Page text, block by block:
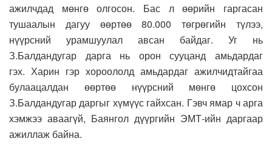
ажилчдад мөнгө олгосон. Бас л өөрийн гаргасан
тушаалын дагуу өөртөө 80.000 төгрөгийн түлээ,
нүүрсний урамшуулал авсан байдаг. Уг нь
З.Балдандугар дарга нь орон сууцанд амьдардаг
гэх. Харин гэр хороололд амьдардаг ажилчидтайгаа
булаацалдан өөртөө нүүрсний мөнгө цохсон
З.Балдандугар даргыг хүмүүс гайхсан. Гэвч ямар ч арга
хэмжээ аваагүй, Баянгол дүүргийн ЭМТ-ийн даргаар
ажиллаж байна.